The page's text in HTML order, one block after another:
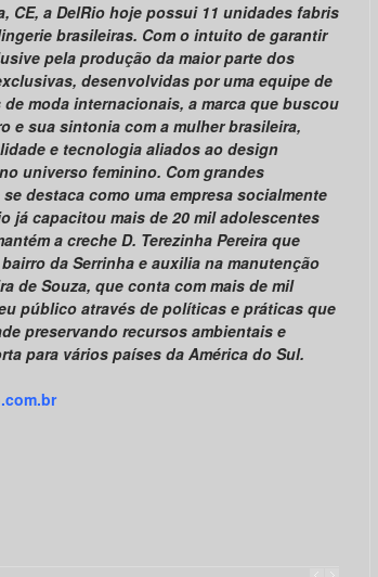
CE, a DelRio hoje possui 11 unidades fabris
brasileiras. Com o intuito de garantir
pela produção da maior parte dos
desenvolvidas por uma equipe de
moda internacionais, a marca que buscou
e sua sintonia com a mulher brasileira,
e tecnologia aliados ao design
universo feminino. Com grandes
destaca como uma empresa socialmente
já capacitou mais de 20 mil adolescentes
a creche D. Terezinha Pereira que
da Serrinha e auxilia na manutenção
de Souza, que conta com mais de mil
público através de políticas e práticas que
preservando recursos ambientais e
para vários países da América do Sul.